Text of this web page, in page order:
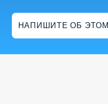
НАПИШИТЕ ОБ ЭТОМ